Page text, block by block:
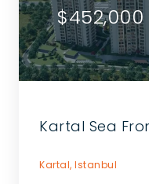
$452,000
Kartal Sea
Kartal, Istanbul